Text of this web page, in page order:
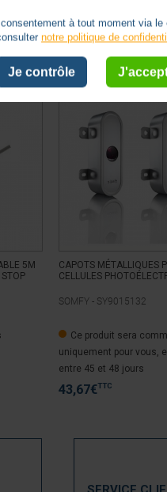
produits -
5M
CAPOTS MÉTALLIQUES
CELLULES
SOMFY - SY9015132
Ce produit sera
uniquement pour vous,
entre 45 et 48 jours
43,67€TTC
à tout moment via le
notre politique de
Je contrôle